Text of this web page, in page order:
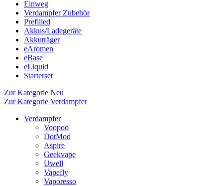
Einweg
Verdampfer Zubehör
Prefilled
Akkus/Ladegeräte
Akkuträger
eAromen
eBase
eLiquid
Starterset
Zur Kategorie Neu
Zur Kategorie Verdampfer
Verdampfer
Voopoo
DotMod
Aspire
Geekvape
Uwell
Vapefly
Vaporesso